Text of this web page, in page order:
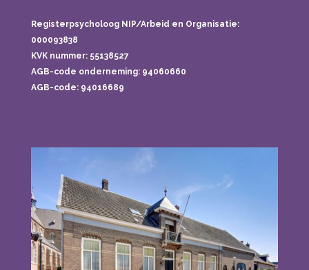
Registerpsycholoog NIP/Arbeid en Organisatie:
000093838
KVK nummer: 55138527
AGB-code onderneming: 94060660
AGB-code: 94016689